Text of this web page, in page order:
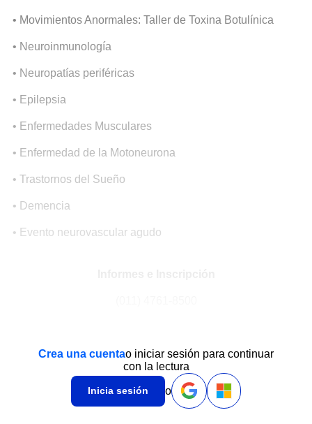
• Movimientos Anormales: Taller de Toxina Botulínica
• Neuroinmunología
• Neuropatías periféricas
• Epilepsia
• Enfermedades Musculares
• Enfermedad de la Motoneurona
• Trastornos del Sueño
• Demencia
• Evento neurovascular agudo
Crea una cuentao iniciar sesión para continuar
con la lectura
Inicia sesión o